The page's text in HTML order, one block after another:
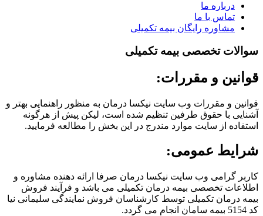
درباره ما
تماس با ما
مشاوره رایگان بیمه تکمیلی
سوالات تخصصی بیمه تکمیلی
قوانین و مقررات:
قوانین و مقررات وب سایت نیکسا درمان به منظور راهنمایی بهتر و
آشنایی با حقوق طرفین تنظیم شده است، لیکن پیش از هرگونه
استفاده از سایت موارد مندرج در این بخش را مطالعه فرمایید.
شرایط عمومی:
کاربر گرامی وب سایت نیکسا درمان صرفا ارائه دهنده مشاوره و
اطلاعات تخصصی بیمه درمان تکمیلی می باشد و فرآیند فروش
بیمه درمان تکمیلی توسط کارشناسان فروش نمایندگی سلیمانی نیا
کد 5154 بیمه سامان انجام می گردد.